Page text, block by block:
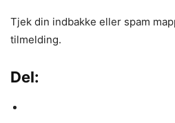
Tjek din indbakke eller spam
tilmelding.
Del: